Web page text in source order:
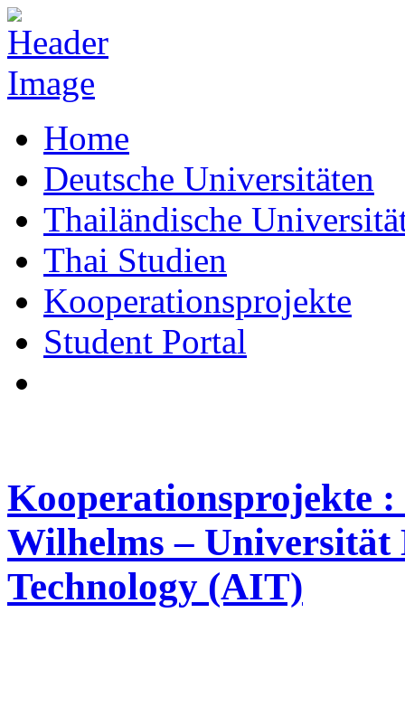
Home
Deutsche Universitäten
Thailändische
Thai Studien
Kooperationsprojekte
Student Portal
Kooperationsprojekte
Wilhelms –
Technology (AIT)